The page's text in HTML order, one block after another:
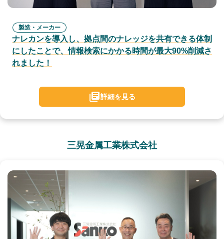
製造・メーカー
ナレカンを導入し、拠点間のナレッジを共有できる体制
にしたことで、情報検索にかかる時間が最大90%削減さ
れました！
詳細を見る
三晃金属工業株式会社